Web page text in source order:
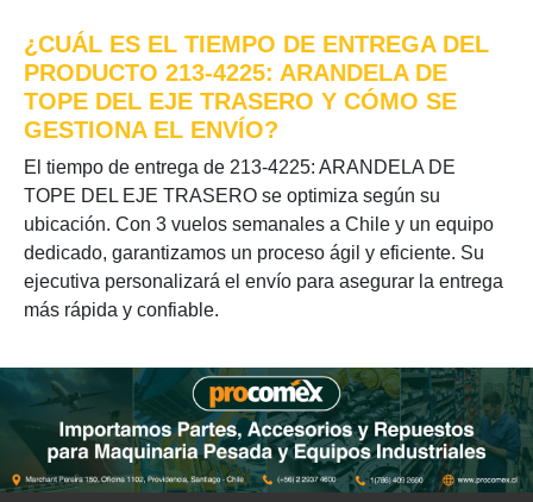
¿CUÁL ES EL TIEMPO DE ENTREGA DEL
PRODUCTO 213-4225: ARANDELA DE
TOPE DEL EJE TRASERO Y CÓMO SE
GESTIONA EL ENVÍO?
El tiempo de entrega de 213-4225: ARANDELA DE
TOPE DEL EJE TRASERO se optimiza según su
ubicación. Con 3 vuelos semanales a Chile y un equipo
dedicado, garantizamos un proceso ágil y eficiente. Su
ejecutiva personalizará el envío para asegurar la entrega
más rápida y confiable.